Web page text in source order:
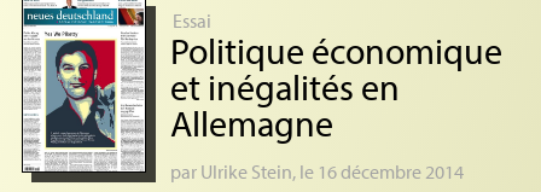
Essai
Politique économique
et inégalités en
Allemagne
par Ulrike Stein, le 16 décembre 2014